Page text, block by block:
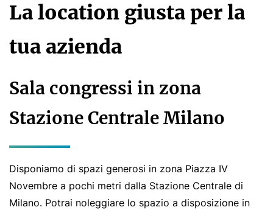
La location giusta per la
tua azienda
Sala congressi in zona
Stazione Centrale Milano
Disponiamo di spazi generosi in zona Piazza IV
Novembre a pochi metri dalla Stazione Centrale di
Milano. Potrai noleggiare lo spazio a disposizione in